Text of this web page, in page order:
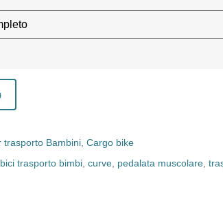
trasporto Bambini,Cargo bike
bici trasporto bimbi,curve, pedalata muscolare,